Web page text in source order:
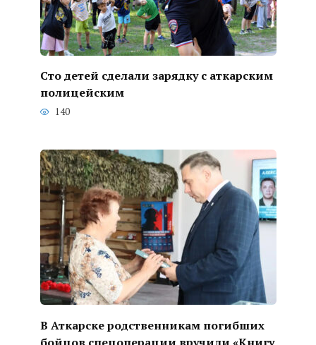
Сто детей сделали зарядку с аткарским
полицейским
140
В Аткарске родственникам погибших
бойцов спецоперации вручили «Книгу